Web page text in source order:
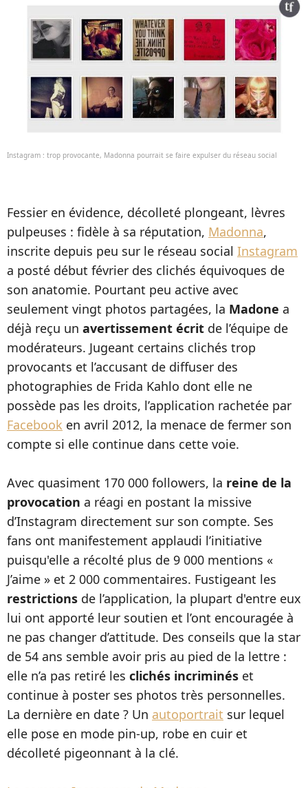
Instagram : trop provocante, Madonna pourrait se faire expulser du réseau social
Fessier en évidence, décolleté plongeant, lèvres
pulpeuses : fidèle à sa réputation, Madonna,
inscrite depuis peu sur le réseau social Instagram
a posté début février des clichés équivoques de
son anatomie. Pourtant peu active avec
seulement vingt photos partagées, la Madone a
déjà reçu un avertissement écrit de l’équipe de
modérateurs. Jugeant certains clichés trop
provocants et l’accusant de diffuser des
photographies de Frida Kahlo dont elle ne
possède pas les droits, l’application rachetée par
Facebook en avril 2012, la menace de fermer son
compte si elle continue dans cette voie.
Avec quasiment 170 000 followers, la reine de la
provocation a réagi en postant la missive
d’Instagram directement sur son compte. Ses
fans ont manifestement applaudi l’initiative
puisqu'elle a récolté plus de 9 000 mentions «
J’aime » et 2 000 commentaires. Fustigeant les
restrictions de l’application, la plupart d'entre eux
lui ont apporté leur soutien et l’ont encouragée à
ne pas changer d’attitude. Des conseils que la star
de 54 ans semble avoir pris au pied de la lettre :
elle n’a pas retiré les clichés incriminés et
continue à poster ses photos très personnelles.
La dernière en date ? Un autoportrait sur lequel
elle pose en mode pin-up, robe en cuir et
décolleté pigeonnant à la clé.